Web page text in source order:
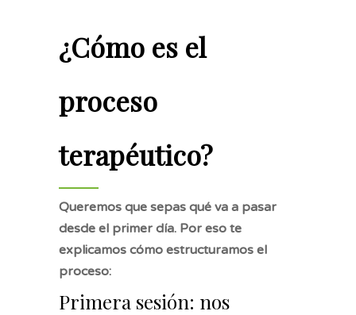
¿Cómo es el
proceso
terapéutico?
Queremos que sepas qué va a pasar
desde el primer día. Por eso te
explicamos cómo estructuramos el
proceso:
Primera sesión: nos